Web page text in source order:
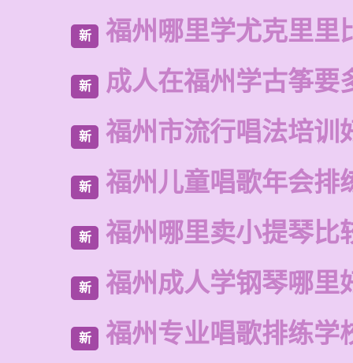
新 福州哪里学尤克里里
新 成人在福州学古筝要
新 福州市流行唱法培训
新 福州儿童唱歌年会排
新 福州哪里卖小提琴比
新 福州成人学钢琴哪里
新 福州专业唱歌排练学